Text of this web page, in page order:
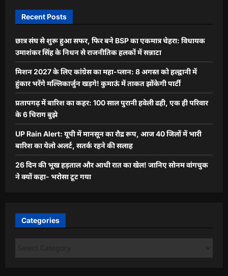
Recent Posts
छात्र संघ से शुरू हुआ सफर, फिर बने BSP का एकमात्र चेहरा: विधायक
उमाशंकर सिंह के निधन से राजनीतिक हलकों में सन्नाटा
मिशन 2027 के लिए कांग्रेस का महा-प्लान: 8 अगस्त को हल्द्वानी में
हुंकार भरेंगे मल्लिकार्जुन खड़गे! कुमाऊं में ताकत झोंकेगी पार्टी
प्रतापगढ़ में बारिश का कहर: 100 साल पुरानी हवेली ढही, एक ही परिवार
के 6 चिराग बुझे
UP Rain Alert: यूपी में मानसून का रौद्र रूप, आज 40 जिलों में भारी
बारिश का येलो अलर्ट, सतर्क रहने की सलाह
26 दिन की भूख हड़ताल और आधी रात का खेल! जानिए सोनम वांगचुक
ने क्यों कहा- भरोसा टूट गया
Categories